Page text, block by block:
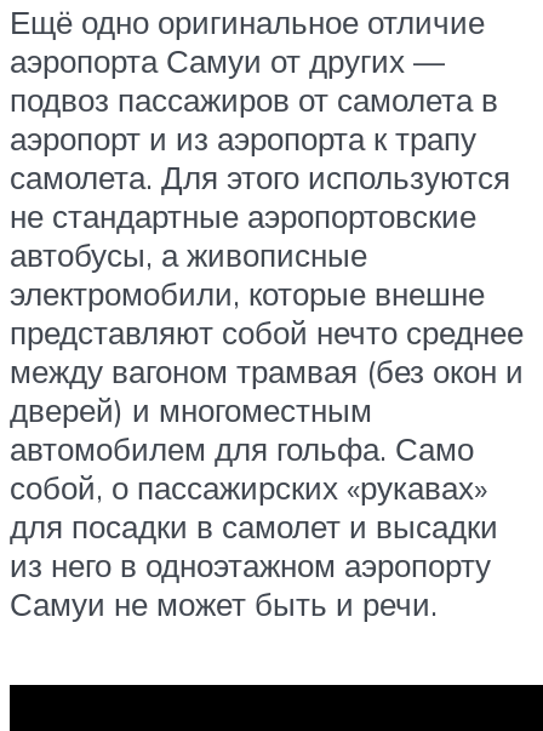
Ещё одно оригинальное отличие
аэропорта Самуи от других —
подвоз пассажиров от самолета в
аэропорт и из аэропорта к трапу
самолета. Для этого используются
не стандартные аэропортовские
автобусы, а живописные
электромобили, которые внешне
представляют собой нечто среднее
между вагоном трамвая (без окон и
дверей) и многоместным
автомобилем для гольфа. Само
собой, о пассажирских «рукавах»
для посадки в самолет и высадки
из него в одноэтажном аэропорту
Самуи не может быть и речи.